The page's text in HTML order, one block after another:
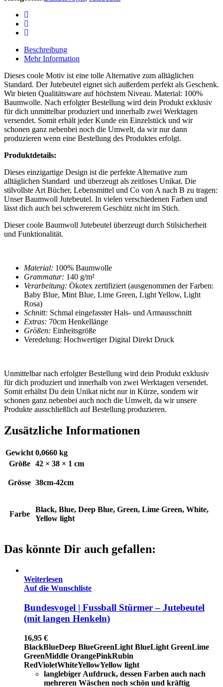
Beschreibung
Mehr Information
Dieses coole Motiv ist eine tolle Alternative zum alltäglichen
Standard. Der Jutebeutel eignet sich außerdem perfekt als Geschenk.
Wir bieten Qualitätsware auf höchstem Niveau. Material: 100%
Baumwolle. Nach erfolgter Bestellung wird dein Produkt exklusiv
für dich unmittelbar produziert und innerhalb zwei Werktagen
versendet. Somit erhält jeder Kunde ein Einzelstück und wir
schonen ganz nebenbei noch die Umwelt, da wir nur dann
produzieren wenn eine Bestellung des Produktes erfolgt.
Produktdetails:
Dieses einzigartige Design ist die perfekte Alternative zum
alltäglichen Standard und überzeugt als zeitloses Unikat. Die
stilvollste Art Bücher, Lebensmittel und Co von A nach B zu tragen:
UnserBaumwoll Jutebeutel. In vielen verschiedenen Farben und
lässt dich auch bei schwererem Geschütz nicht im Stich.
Dieser coole Baumwoll Jutebeutel überzeugt durch Stilsicherheit
und Funktionalität.
Material: 100% Baumwolle
Grammatur: 140 g/m²
Verarbeitung: Ökotex zertifiziert (ausgenommen der Farben:
Baby Blue, Mint Blue, Lime Green, Light Yellow, Light
Rosa)
Schnitt: Schmal eingefasster Hals- und Armausschnitt
Extras: 70cm Henkellänge
Größen: Einheitsgröße
Veredelung: Hochwertiger Digital Direkt Druck
Unmittelbar nach erfolgter Bestellung wird dein Produkt exklusiv
für dich produziert und innerhalb von zwei Werktagen versendet.
Somit erhältst Du dein Unikat nicht nur in Kürze, sondern wir
schonen ganz nebenbei auch noch die Umwelt, da wir unsere
Produkte ausschließlich auf Bestellung produzieren.
Zusätzliche Informationen
Gewicht 0,0660 kg
Größe
42 × 38 × 1 cm
Grösse 38cm-42cm
Farbe
Black, Blue, Deep Blue, Green, Lime Green, White,
Yellow light
Das könnte Dir auch gefallen:
Weiterlesen
Auf die Wunschliste
Bundesvogel | Fussball Stürmer – Jutebeutel
(mit langen Henkeln)
16,95 €
BlackBlueDeep BlueGreenLight BlueLight GreenLime
GreenMiddle OrangePinkRubin
RedVioletWhiteYellowYellow light
langlebiger Aufdruck, dessen Farben auch nach
mehreren Wäschen noch schön und kräftig